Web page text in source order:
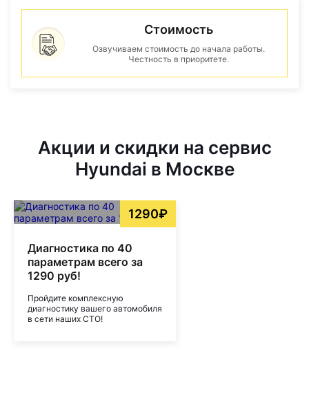
Стоимость
Озвучиваем стоимость до начала работы.
Честность в приоритете.
Акции и скидки на сервис
Hyundai в Москве
1290₽
Диагностика по 40
параметрам всего за
1290 руб!
Пройдите комплексную
диагностику вашего автомобиля
в сети наших СТО!